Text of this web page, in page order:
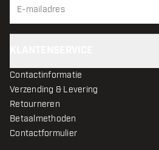
Contactinformatie
Verzending & Levering
Retourneren
Betaalmethoden
Contactformulier